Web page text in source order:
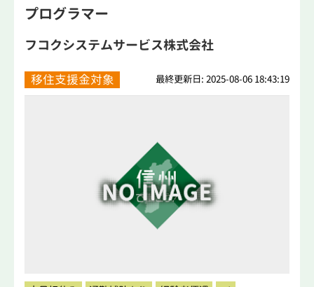
プログラマー
フコクシステムサービス株式会社
移住支援金対象 最終更新日: 2025-08-06 18:43:19